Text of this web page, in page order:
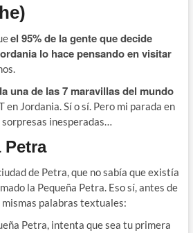
el 95% de la gente que decide
lo hace pensando en visitar
una de las 7 maravillas del mundo
en Jordania. Sí o sí. Pero mi parada en
inesperadas…
Petra
de Petra, que no sabía que existía
la Pequeña Petra. Eso sí, antes de
palabras textuales:
Petra, intenta que sea tu primera